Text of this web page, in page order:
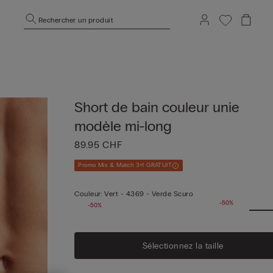
Rechercher un produit
Short de bain couleur unie
modèle mi-long
89.95 CHF
Promo Mix & Match 3+1 GRATUIT
Couleur: Vert - 4369 - Verde Scuro
-50%
-50%
Sélectionnez la taille